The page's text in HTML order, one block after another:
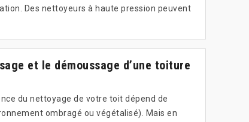
Des nettoyeurs à haute pression peuvent
et le démoussage d’une toiture
du nettoyage de votre toit dépend de
ombragé ou végétalisé). Mais en